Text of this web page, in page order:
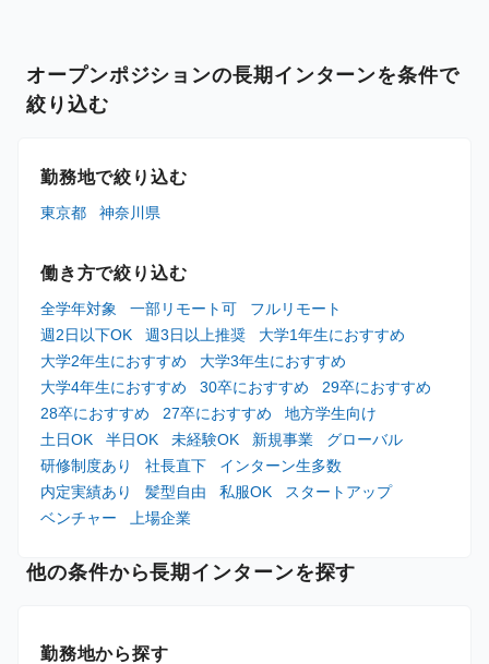
オープンポジションの長期インターンを条件で
絞り込む
勤務地で絞り込む
東京都 神奈川県
働き方で絞り込む
全学年対象 一部リモート可
フルリモート
週2日以下OK
週3日以上推奨
大学1年生におすすめ
大学2年生におすすめ
大学3年生におすすめ
大学4年生におすすめ
30卒におすすめ
29卒におすすめ
28卒におすすめ
27卒におすすめ
地方学生向け
土日OK
半日OK 未経験OK 新規事業
グローバル
研修制度あり
社長直下
インターン生多数
内定実績あり
髪型自由 私服OK
スタートアップ
ベンチャー
上場企業
他の条件から長期インターンを探す
勤務地から探す